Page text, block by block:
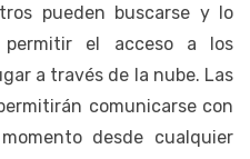
pueden buscarse y lo
el acceso a los
a través de la nube. Las
comunicarse con
desde cualquier